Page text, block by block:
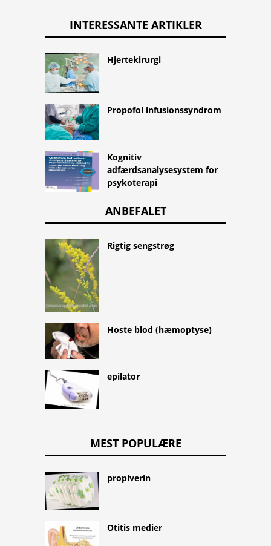
INTERESSANTE ARTIKLER
Hjertekirurgi
Propofol infusionssyndrom
Kognitiv
adfærdsanalysesystem for
psykoterapi
ANBEFALET
Rigtig sengstrøg
Hoste blod (hæmoptyse)
epilator
MEST POPULÆRE
propiverin
Otitis medier